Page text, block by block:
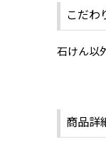
こだわ
石けん以
商品詳